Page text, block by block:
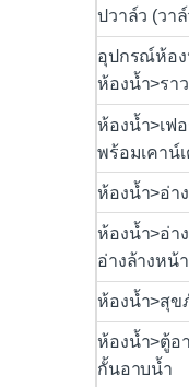
ปวาล์ว (วา
อุปกรณ์ห้อง
ห้องน้ำ>รา
ห้องน้ำ>เฟ
พร้อมเคาน์
ห้องน้ำ>อ่า
ห้องน้ำ>อ่า
อ่างล้างหน้
ห้องน้ำ>สุ
ห้องน้ำ>ตู้อ
กั้นอาบน้ำ